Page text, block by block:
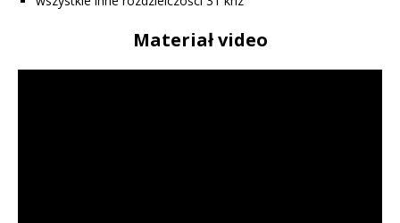
Materiał video